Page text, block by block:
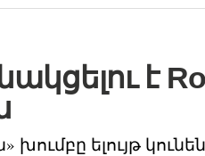
է
խումբը ելույթ